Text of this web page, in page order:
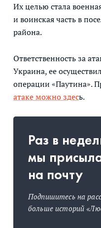
Их целью стала
и воинская часть в
района.
Ответственность за
Украина, ее
операции «Паутина».
атаке можно здесь.
Раз в
мы
на почту
Подпишитесь на
больше историй